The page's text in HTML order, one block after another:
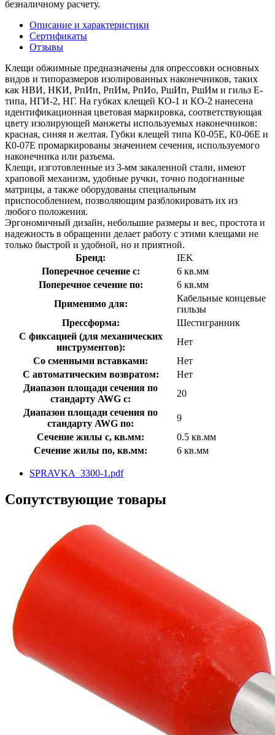
безналичному расчету.
Описание и характеристики
Сертификаты
Отзывы
Клещи обжимные предназначены для опрессовки основных
видов и типоразмеров изолированных наконечников, таких
как НВИ, НКИ, РпИп, РпИм, РпИо, РшИп, РшИм и гильз Е-
типа, НГИ-2, НГ. На губках клещей КО-1 и КО-2 нанесена
идентификационная цветовая маркировка, соответствующая
цвету изолирующей манжеты используемых наконечников:
красная, синяя и желтая. Губки клещей типа К0-05Е, К0-06Е и
К0-07Е промаркированы значением сечения, используемого
наконечника или разъема.
Клещи, изготовленные из 3-мм закаленной стали, имеют
храповой механизм, удобные ручки, точно подогнанные
матрицы, а также оборудованы специальным
приспособлением, позволяющим разблокировать их из
любого положения.
Эргономичный дизайн, небольшие размеры и вес, простота и
надежность в обращении делает работу с этими клещами не
только быстрой и удобной, но и приятной.
Бренд:
IEK
Поперечное сечение с:
6 кв.мм
Поперечное сечение по:
6 кв.мм
Применимо для:
Кабельные концевые
гильзы
Прессформа:
Шестигранник
С фиксацией (для механических
инструментов):
Нет
Со сменными вставками:
Нет
С автоматическим возвратом:
Нет
Диапазон площади сечения по
стандарту AWG с:
20
Диапазон площади сечения по
стандарту AWG по:
9
Сечение жилы с, кв.мм:
0.5 кв.мм
Сечение жилы по, кв.мм:
6 кв.мм
SPRAVKA_3300-1.pdf
Сопутствующие товары